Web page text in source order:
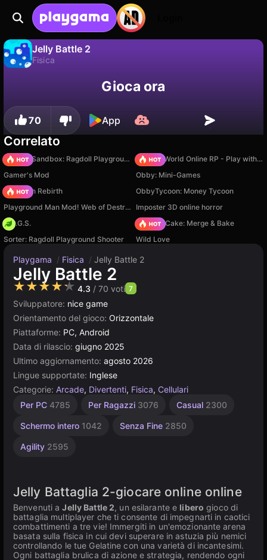
Jelly Battle 2
Fisica
Salva i progressi!Gioca ora
70 App
Correlato
Sprunki Sandbox: Ragdoll Playground Mode
Sprunki World Online RP - Play with Friends!
Gamer's Mod
Obby: Mini-Games
Stickman Rebirth
ObbyTycoon: Money Tycoon
Playground Man Mod! Web of Destruction!
Imposter 3D online horror
H.O.G.S.
Piece of Cake: Merge & Bake
Sorter: Ragdoll Playground Shooter
Wild Love
Playgama / Fisica / Jelly Battle 2
Jelly Battle 2
★★★★★ 4.3 / 70 voti 7
Sviluppatore: nice game
Orientamento del gioco: Orizzontale
Piattaforme: PC, Android
Data di rilascio: giugno 2025
Ultimo aggiornamento: agosto 2026
Lingue supportate: Inglese
Categorie: Arcade, Divertenti, Fisica, Cellulari
Per PC 4785 Per Ragazzi 3076 Casual 2300
Schermo intero 1042 Senza Fine 2850
Agility 2595
Desktop
Geometria
Per
1480
Browser
Construct
Jelly Battaglia 2-giocare online online
Benvenuti aJelly Battle 2, un esilarante e libero gioco di
battaglia multiplayer che ti consente di impegnarti in caotici
combattimenti a tre vie! Immergiti in un'emozionante arena
basata sulla fisica in cui devi superare in astuzia più nemici
controllando le tue Gelatine con una varietà di incantesimi.
Ogni battaglia brulica di azione e strategia, rendendo ogni